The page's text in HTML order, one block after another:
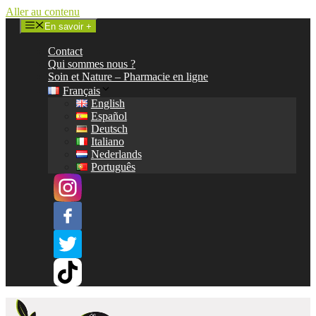
Aller au contenu
En savoir +
Contact
Qui sommes nous ?
Soin et Nature – Pharmacie en ligne
Français
English
Español
Deutsch
Italiano
Nederlands
Português